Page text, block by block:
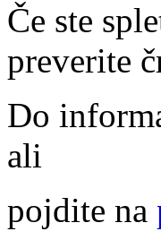
Če ste
preverite
Do
ali
pojdite na